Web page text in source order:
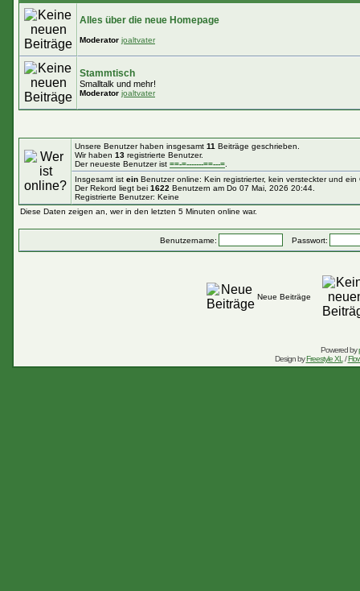
Alles über die neue Homepage
Moderator joaltvater
Stammtisch
Smalltalk und mehr!
Moderator joaltvater
Unsere Benutzer haben insgesamt 11 Beiträge geschrieben.
Wir haben 13 registrierte Benutzer.
Der neueste Benutzer ist ==-=-------==---=
Insgesamt ist ein Benutzer online: Kein registrierter, kein versteckter und
Der Rekord liegt bei 1622 Benutzern am Do 07 Mai, 2026 20:44.
Registrierte Benutzer: Keine
Diese Daten zeigen an, wer in den letzten 5 Minuten online war.
Benutzername: Passwort:
Neue Beiträge
Powered by
Design byFreestyle XL /